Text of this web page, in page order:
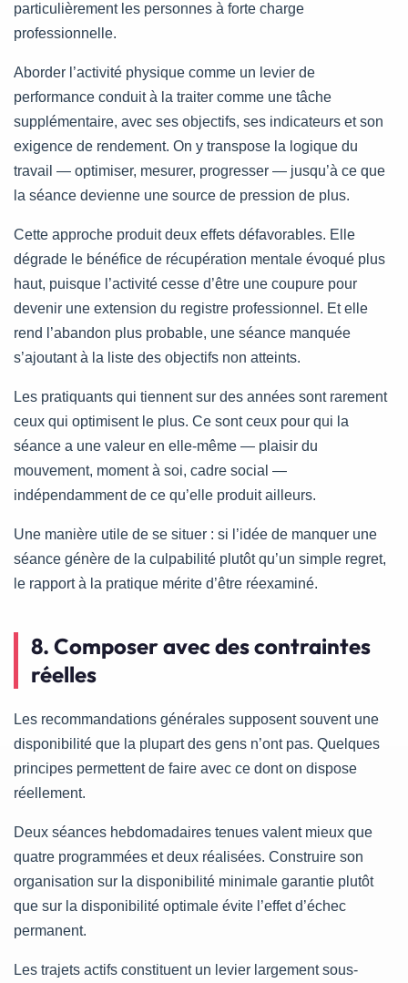
particulièrement les personnes à forte charge
professionnelle.
Aborder l’activité physique comme un levier de
performance conduit à la traiter comme une tâche
supplémentaire, avec ses objectifs, ses indicateurs et son
exigence de rendement. On y transpose la logique du
travail — optimiser, mesurer, progresser — jusqu’à ce que
la séance devienne une source de pression de plus.
Cette approche produit deux effets défavorables. Elle
dégrade le bénéfice de récupération mentale évoqué plus
haut, puisque l’activité cesse d’être une coupure pour
devenir une extension du registre professionnel. Et elle
rend l’abandon plus probable, une séance manquée
s’ajoutant à la liste des objectifs non atteints.
Les pratiquants qui tiennent sur des années sont rarement
ceux qui optimisent le plus. Ce sont ceux pour qui la
séance a une valeur en elle-même — plaisir du
mouvement, moment à soi, cadre social —
indépendamment de ce qu’elle produit ailleurs.
Une manière utile de se situer : si l’idée de manquer une
séance génère de la culpabilité plutôt qu’un simple regret,
le rapport à la pratique mérite d’être réexaminé.
8. Composer avec des contraintes
réelles
Les recommandations générales supposent souvent une
disponibilité que la plupart des gens n’ont pas. Quelques
principes permettent de faire avec ce dont on dispose
réellement.
Deux séances hebdomadaires tenues valent mieux que
quatre programmées et deux réalisées. Construire son
organisation sur la disponibilité minimale garantie plutôt
que sur la disponibilité optimale évite l’effet d’échec
permanent.
Les trajets actifs constituent un levier largement sous-